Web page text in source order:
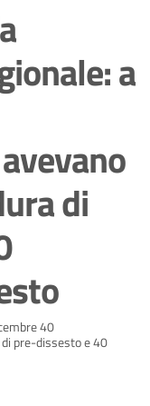
a
di
40
pre-dissesto e 40